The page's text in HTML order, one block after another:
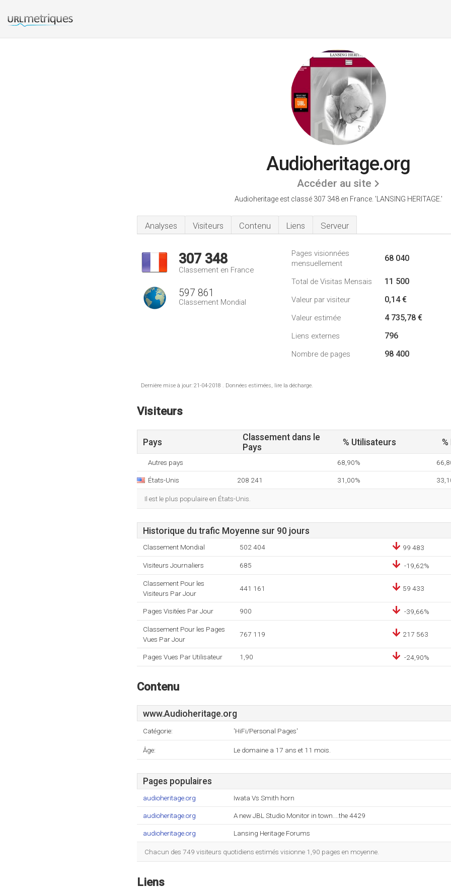
Audioheritage.org
Accéder au site
Audioheritage est classé 307 348 en France. 'LANSING HERITAGE.'
Analyses Visiteurs Contenu Liens Serveur
307 348
Classement en France
597 861
Classement Mondial
Pages visionnées
mensuellement
68 040
Total de Visitas Mensais 11 500
Valeur par visiteur 0,14 €
Valeur estimée 4 735,78 €
Liens externes 796
Nombre de pages 98 400
Dernière mise à jour: 21-04-2018 . Données estimées, lire la décharge.
Visiteurs
Pays
Classement dans le
Pays
% Utilisateurs
Autres pays 68,90%
États-Unis 208 241 31,00%
Il est le plus populaire en États-Unis.
Historique du trafic Moyenne sur 90 jours
Classement Mondial 502 404 99 483
Visiteurs Journaliers 685 -19,62%
Classement Pour les
Visiteurs Par Jour
441 161 59 433
Pages Visitées Par Jour 900 -39,66%
Classement Pour les Pages
Vues Par Jour
767 119 217 563
Pages Vues Par Utilisateur 1,90 -24,90%
Contenu
www.Audioheritage.org
Catégorie: 'HiFi/Personal Pages'
Âge: Le domaine a 17 ans et 11 mois.
Pages populaires
audioheritage.org Iwata Vs Smith horn
audioheritage.org A new JBL Studio Monitor in town....the 4429
audioheritage.org Lansing Heritage Forums
Chacun des 749 visiteurs quotidiens estimés visionne 1,90 pages en moyenne.
Liens